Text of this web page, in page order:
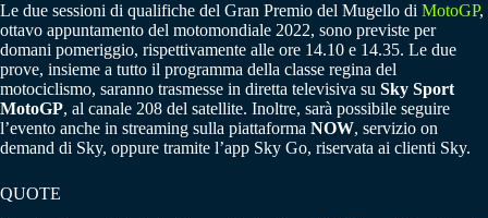
Le due sessioni di qualifiche del Gran Premio del Mugello di MotoGP,
ottavo appuntamento del motomondiale 2022, sono previste per
domani pomeriggio, rispettivamente alle ore 14.10 e 14.35. Le due
prove, insieme a tutto il programma della classe regina del
motociclismo, saranno trasmesse in diretta televisiva su Sky Sport
MotoGP, al canale 208 del satellite. Inoltre, sarà possibile seguire
l’evento anche in streaming sulla piattaforma NOW, servizio on
demand di Sky, oppure tramite l’app Sky Go, riservata ai clienti Sky.
QUOTE